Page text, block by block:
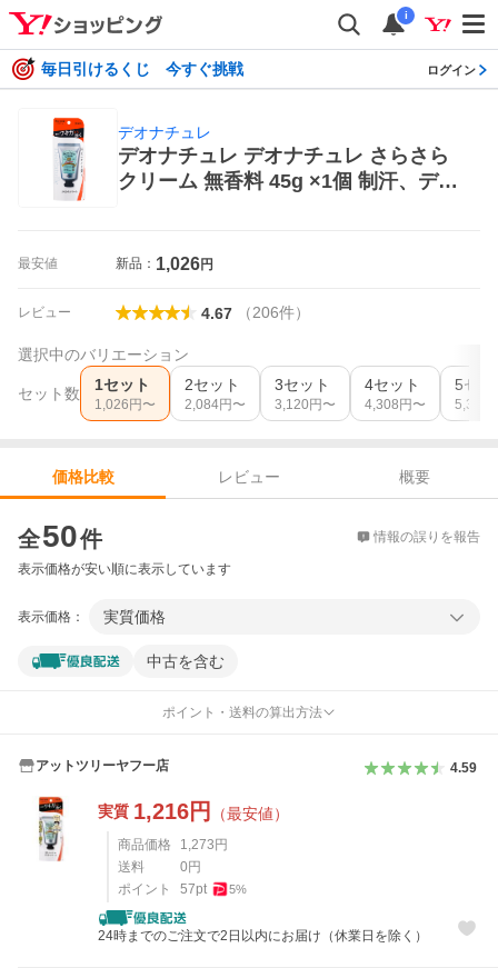
i
毎日引けるくじ 今すぐ挑戦 ログイン
デオナチュレ
デオナチュレ デオナチュレ さらさら
クリーム 無香料 45g ×1個 制汗、デオ
最安値 新品： 1,026円
レビュー 4.67 （206件）
選択中のバリエーション
セット数 1セット
1,026 円〜
2セット
2,084円〜
3セット
3,120 円〜
4セット
4,308 円〜
5セッ
5,390
価格比較 レビュー
概要
全50件 情報の誤りを報告
表示価格が安い順に表示しています
表示価格： 実質価格
中古を含む
ポイント・送料の算出方法
アットツリーヤフー店 4.59
実質 1,216円 （最安値）
商品価格 1,273 円
送料
0 円
ポイント
57pt 5%
24時までのご注文で2日以内にお届け（休業日を除く）